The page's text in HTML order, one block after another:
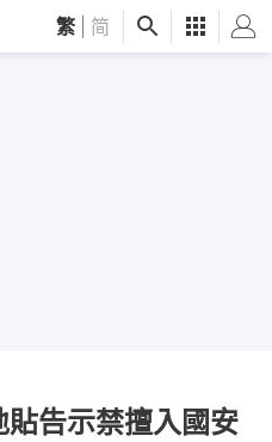
繁 简
貼告示禁擅入國安